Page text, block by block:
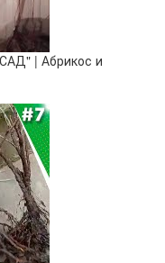
| Абрикос и